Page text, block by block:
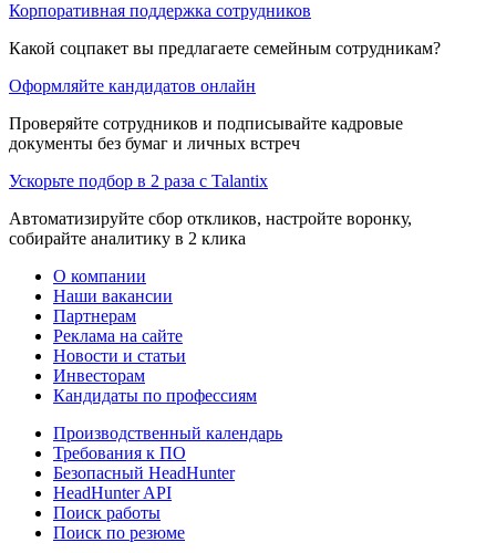
Корпоративная поддержка сотрудников
Какой соцпакет вы предлагаете семейным сотрудникам?
Оформляйте кандидатов онлайн
Проверяйте сотрудников и подписывайте кадровые
документы без бумаг и личных встреч
Ускорьте подбор в 2 раза с Talantix
Автоматизируйте сбор откликов, настройте воронку,
собирайте аналитику в 2 клика
О компании
Наши вакансии
Партнерам
Реклама на сайте
Новости и статьи
Инвесторам
Кандидаты по профессиям
Производственный календарь
Требования к ПО
Безопасный HeadHunter
HeadHunter API
Поиск работы
Поиск по резюме